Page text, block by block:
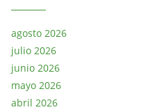
agosto 2026
julio 2026
junio 2026
mayo 2026
abril 2026